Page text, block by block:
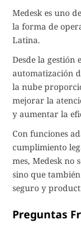
Medesk es uno
la forma de
Latina.
Desde la gestión
automatización
la nube
mejorar la
y aumentar la
Con funciones
cumplimiento
mes, Medesk no
sino que
seguro y
Preguntas